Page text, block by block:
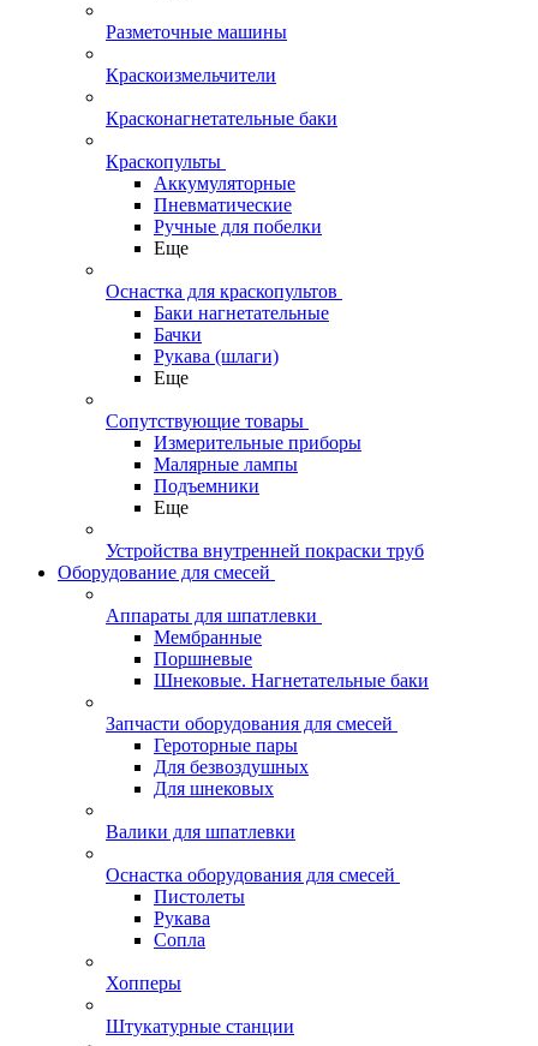
Разметочные машины
Краскоизмельчители
Красконагнетательные баки
Краскопульты
Аккумуляторные
Пневматические
Ручные для побелки
Еще
Оснастка для краскопультов
Баки нагнетательные
Бачки
Рукава (шлаги)
Еще
Сопутствующие товары
Измерительные приборы
Малярные лампы
Подъемники
Еще
Устройства внутренней покраски труб
Оборудование для смесей
Аппараты для шпатлевки
Мембранные
Поршневые
Шнековые. Нагнетательные баки
Запчасти оборудования для смесей
Героторные пары
Для безвоздушных
Для шнековых
Валики для шпатлевки
Оснастка оборудования для смесей
Пистолеты
Рукава
Сопла
Хопперы
Штукатурные станции